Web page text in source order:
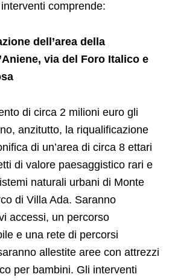
comprende:
dell’area della
via del Foro Italico e
di circa 2 milioni euro gli
anzitutto, la riqualificazione
di un’area di circa 8 ettari
di valore paesaggistico rari e
naturali urbani di Monte
di Villa Ada. Saranno
accessi, un percorso
e una rete di percorsi
allestite aree con attrezzi
per bambini. Gli interventi